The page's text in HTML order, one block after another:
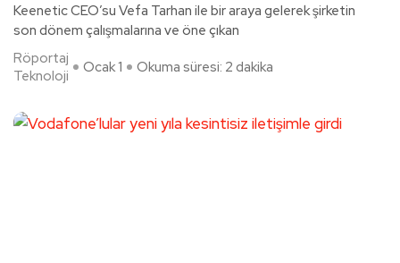
Keenetic CEO’su Vefa Tarhan ile bir araya gelerek şirketin
son dönem çalışmalarına ve öne çıkan
Röportaj
Teknoloji
Ocak 1 Okuma süresi: 2 dakika